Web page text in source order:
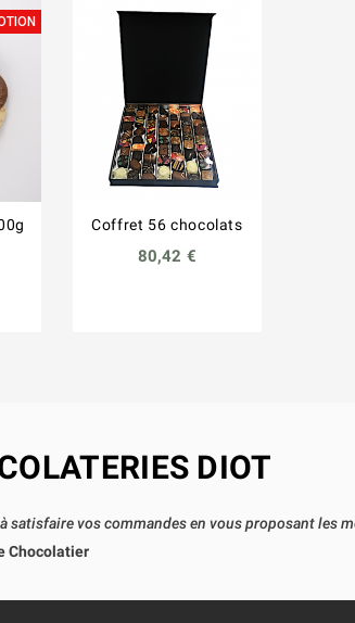
Coffret 56 chocolats
80,42 €
DIOT
satisfaire vos commandes en vous proposant les
Chocolatier